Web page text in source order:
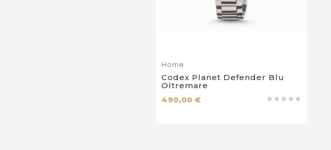
Home
Codex Planet Defender Blu
Oltremare
    
490,00 €